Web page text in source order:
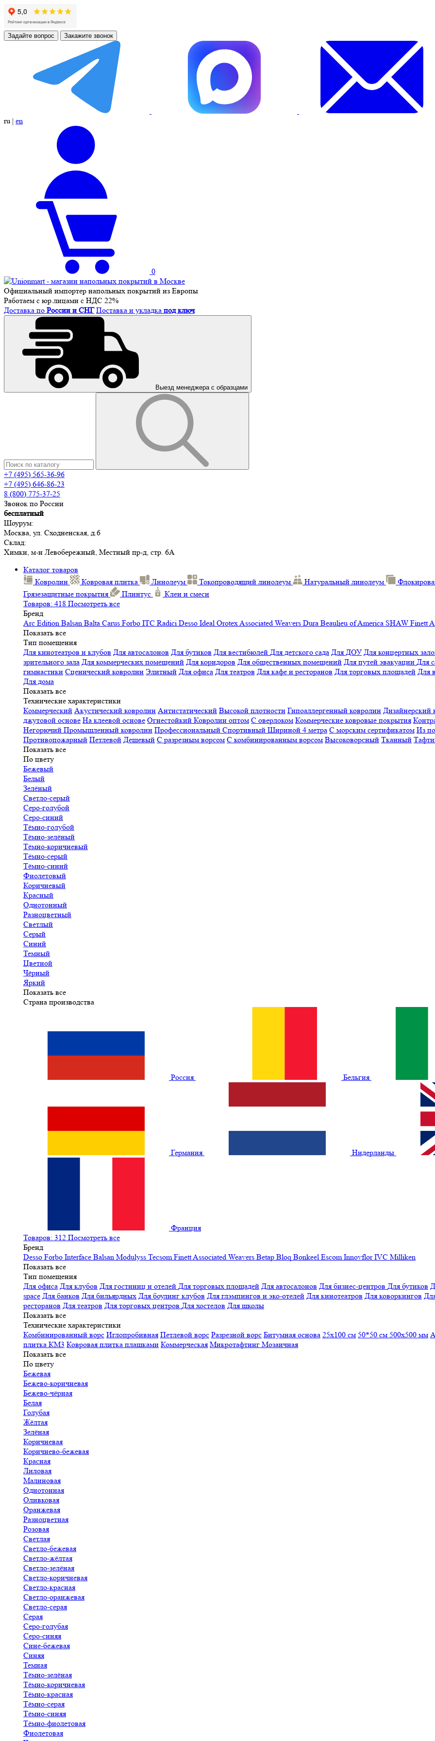
Задайте вопрос Закажите звонок
ru | en
0
Официальный импортер напольных покрытий из Европы
Работаем с юр.лицами с НДС 22%
Доставка по России и СНГ Поставка и укладка под ключ
Выезд менеджера с образцами
+7 (495) 565-36-96
+7 (495) 646-86-23
8 (800) 775-37-25
Звонок по России
бесплатный
Шоурум:
Москва, ул. Сходненская, д.6
Склад:
Химки, м-н Левобережный, Местный пр-д, стр. 6А
Каталог товаров
Ковролин
Ковровая плитка Линолеум Токопроводящий линолеум Натуральный линолеум
Грязезащитные покрытия
Плинтус
Клеи и смеси
Товаров: 418 Посмотреть все
Бренд
Arc Edition Balsan Balta Carus Forbo ITC Radici Desso Ideal OrotexAssociated Weavers Dura Beaulieu of America SHAW Finett
Показать все
Тип помещения
Для кинотеатров и клубов Для автосалонов Для бутиков Для вестибюлей Для детского сада Для ДОУ Для концертных
зрительного зала Для коммерческих помещений Для коридоров Для общественных помещений Для путей эвакуации Для
гимнастики Сценический ковролин Элитный Для офиса Для театров Для кафе и ресторанов Для торговых площадей Для
Для дома
Показать все
Технические характеристики
Коммерческий Акустический ковролин Антистатический Высокой плотности Гипоаллергенный ковролин Дизайнерский
джутовой основе На клеевой основе Огнестойкий Ковролин оптом С оверлоком Коммерческие ковровые покрытия
Негорючий Промышленный ковролин Профессиональный Спортивный Шириной 4 метра С морским сертификатом Из
Противопожарный Петлевой Дешевый С разрезным ворсом С комбинированным ворсом Высоковорсный Тканный
Показать все
По цвету
Бежевый
Белый
Зелёный
Светло-серый
Серо-голубой
Серо-синий
Тёмно-голубой
Тёмно-зелёный
Тёмно-коричневый
Тёмно-серый
Тёмно-синий
Фиолетовый
Коричневый
Красный
Однотонный
Разноцветный
Светлый
Серый
Синий
Темный
Цветной
Чёрный
Яркий
Показать все
Страна производства
Россия Бельгия
Германия Нидерланды
Франция
Товаров: 312 Посмотреть все
Бренд
Desso Forbo Interface Balsan Modulyss Tecsom FinettAssociated Weavers Betap Bloq Bonkeel Escom Innovflor IVC Milliken
Показать все
Тип помещения
Для офиса Для клубов Для гостиниц и отелей Для торговых площадей Для автосалонов Для бизнес-центров Для бутиков
space Для банков Для бильярдных Для боулинг клубов Для глэмпингов и эко-отелей Для кинотеатров Для коворкингов
ресторанов Для театров Для торговых центров Для хостелов Для школы
Показать все
Технические характеристики
Комбинированный ворс Иглопробивная Петлевой ворс Разрезной ворс Битумная основа 25x100 см 50*50 см 500х500 мм
плитка КМ3 Ковровая плитка плашками Коммерческая Микротафтинг Мозаичная
Показать все
По цвету
Бежевая
Бежево-коричневая
Бежево-чёрная
Белая
Голубая
Жёлтая
Зелёная
Коричневая
Коричнево-бежевая
Красная
Лиловая
Малиновая
Однотонная
Оливковая
Оранжевая
Разноцветная
Розовая
Светлая
Светло-бежевая
Светло-жёлтая
Светло-зелёная
Светло-коричневая
Светло-красная
Светло-оранжевая
Светло-серая
Серая
Серо-голубая
Серо-синяя
Сине-бежевая
Синяя
Темная
Тёмно-зелёная
Тёмно-коричневая
Тёмно-красная
Тёмно-серая
Тёмно-синяя
Тёмно-фиолетовая
Фиолетовая